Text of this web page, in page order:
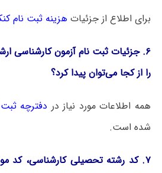
برای اطلاع از جزئیات هزینه ثبت نام
۶. جزئیات ثبت نام
را از کجا می‌توان پیدا کرد؟
همه اطلاعات مورد نیاز در دفترچه
شده است.
۷. کد رشته تحصیلی کارشناسی،